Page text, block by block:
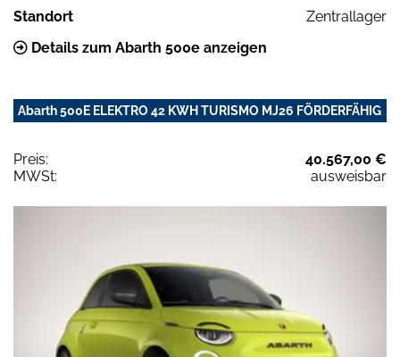
Standort
Zentrallager
Details zum Abarth 500e anzeigen
Abarth 500E ELEKTRO 42 KWH TURISMO MJ26 FÖRDERFÄHIG
Preis:
40.567,00 €
MWSt:
ausweisbar